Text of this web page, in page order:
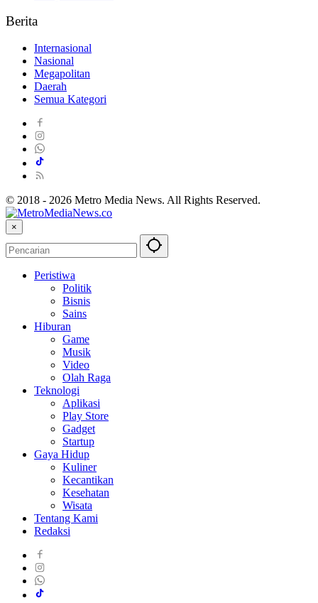
Berita
Internasional
Nasional
Megapolitan
Daerah
Semua Kategori
© 2018 - 2026 Metro Media News. All Rights Reserved.
×
Peristiwa
Politik
Bisnis
Sains
Hiburan
Game
Musik
Video
Olah Raga
Teknologi
Aplikasi
Play Store
Gadget
Startup
Gaya Hidup
Kuliner
Kecantikan
Kesehatan
Wisata
Tentang Kami
Redaksi